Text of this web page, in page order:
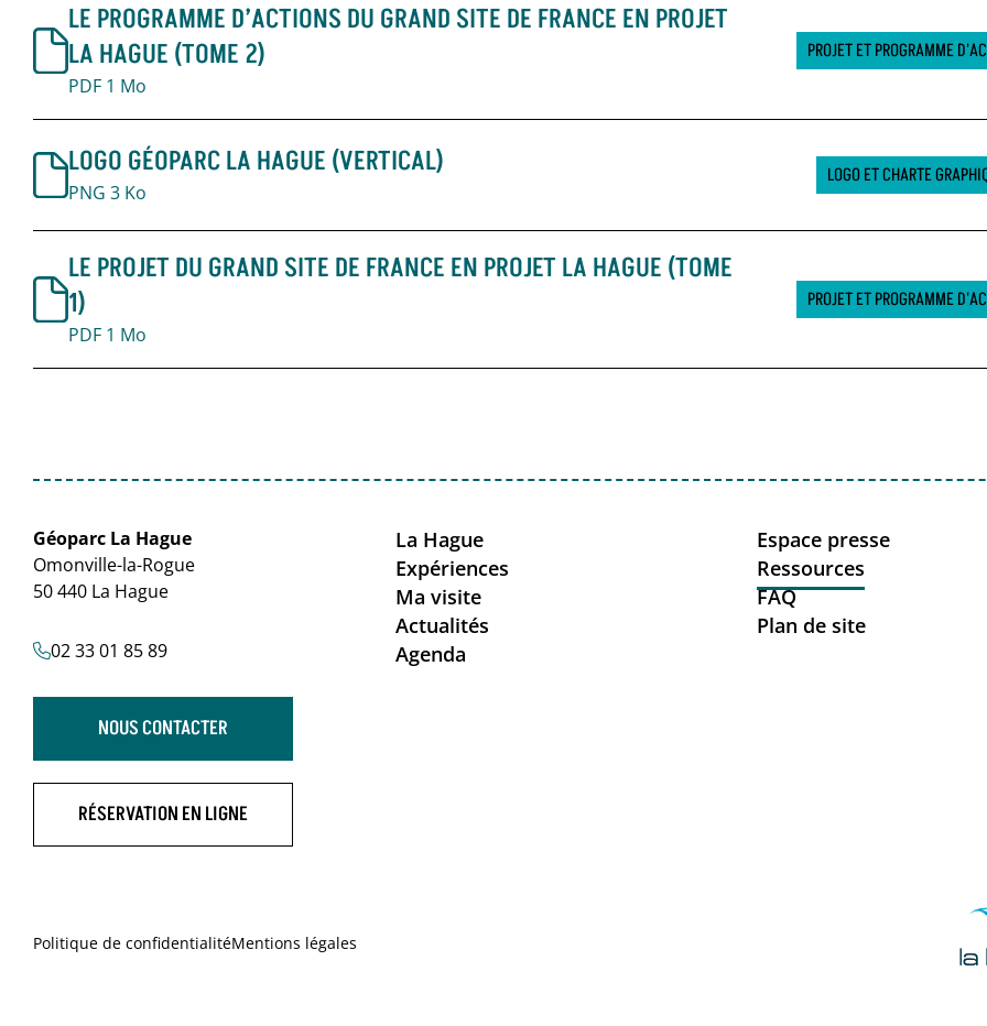
LE PROGRAMME D’ACTIONS DU GRAND SITE DE FRANCE EN PROJET
LA HAGUE (TOME 2)
PDF 1 Mo
PROJET ET PROGRAMME
LOGO GÉOPARC LA HAGUE (VERTICAL)
PNG 3 Ko
LOGO ET CHARTE
LE PROJET DU GRAND SITE DE FRANCE EN PROJET LA HAGUE (TOME
1)
PDF 1 Mo
PROJET ET PROGRAMME
Géoparc La Hague
Omonville-la-Rogue
50 440 La Hague
02 33 01 85 89
NOUS CONTACTER
RÉSERVATION EN LIGNE
La Hague
Expériences
Ma visite
Actualités
Agenda
Espace presse
Ressources
FAQ
Plan de site
Politique de confidentialitéMentions légales